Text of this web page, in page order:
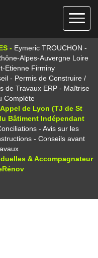
- Eymeric TROUCHON -
Alpes-Auvergne Loire
Etienne Firminy
- Permis de Construire /
de Travaux ERP - Maîtrise
Complète
de Lyon (TJ de St
Bâtiment Indépendant
- Avis sur les
- Conseils avant
& Accompagnateur